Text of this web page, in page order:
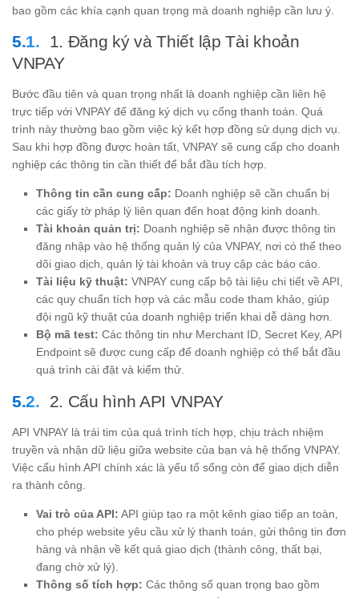
bao gồm các khía cạnh quan trọng mà doanh nghiệp cần lưu ý.
1. Đăng ký và Thiết lập Tài khoản
VNPAY
Bước đầu tiên và quan trọng nhất là doanh nghiệp cần liên hệ
trực tiếp với VNPAY để đăng ký dịch vụ cổng thanh toán. Quá
trình này thường bao gồm việc ký kết hợp đồng sử dụng dịch vụ.
Sau khi hợp đồng được hoàn tất, VNPAY sẽ cung cấp cho doanh
nghiệp các thông tin cần thiết để bắt đầu tích hợp.
Thông tin cần cung cấp: Doanh nghiệp sẽ cần chuẩn bị
các giấy tờ pháp lý liên quan đến hoạt động kinh doanh.
Tài khoản quản trị: Doanh nghiệp sẽ nhận được thông tin
đăng nhập vào hệ thống quản lý của VNPAY, nơi có thể theo
dõi giao dịch, quản lý tài khoản và truy cập các báo cáo.
Tài liệu kỹ thuật: VNPAY cung cấp bộ tài liệu chi tiết về API,
các quy chuẩn tích hợp và các mẫu code tham khảo, giúp
đội ngũ kỹ thuật của doanh nghiệp triển khai dễ dàng hơn.
Bộ mã test: Các thông tin như Merchant ID, Secret Key, API
Endpoint sẽ được cung cấp để doanh nghiệp có thể bắt đầu
quá trình cài đặt và kiểm thử.
2. Cấu hình API VNPAY
API VNPAY là trái tim của quá trình tích hợp, chịu trách nhiệm
truyền và nhận dữ liệu giữa website của bạn và hệ thống VNPAY.
Việc cấu hình API chính xác là yếu tố sống còn để giao dịch diễn
ra thành công.
Vai trò của API: API giúp tạo ra một kênh giao tiếp an toàn,
cho phép website yêu cầu xử lý thanh toán, gửi thông tin đơn
hàng và nhận về kết quả giao dịch (thành công, thất bại,
đang chờ xử lý).
Thông số tích hợp: Các thông số quan trọng bao gồm